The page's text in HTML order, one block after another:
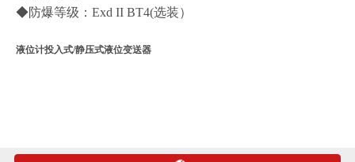
◆防爆等级：Exd II BT4(选装）
液位计投入式/静压式液位变送器